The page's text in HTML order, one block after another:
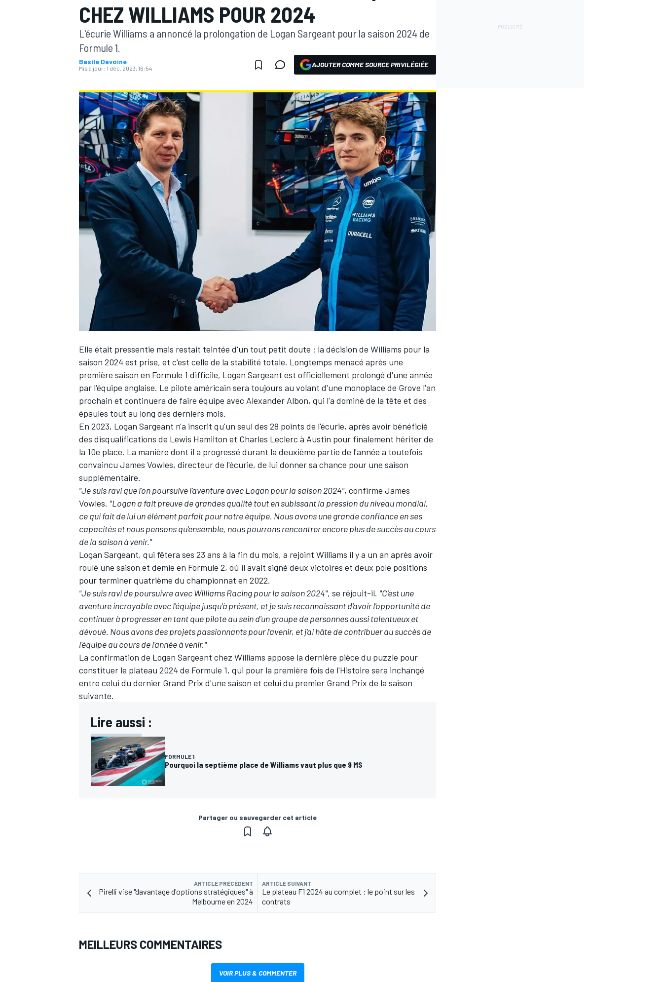
WEC
AUTRES CHAMPIONNATS
CHEZ WILLIAMS POUR 2024
L'écurie Williams a annoncé la prolongation de Logan Sargeant pour la saison 2024 de
Formule 1.
Basile Davoine
Mis à jour: 1 déc. 2023, 16:54 AJOUTER COMME SOURCE PRIVILÉGIÉE
Elle était pressentie mais restait teintée d'un tout petit doute : la décision de Williams pour la
saison 2024 est prise, et c'est celle de la stabilité totale. Longtemps menacé après une
première saison en Formule 1 difficile, Logan Sargeant est officiellement prolongé d'une année
par l'équipe anglaise. Le pilote américain sera toujours au volant d'une monoplace de Grove l'an
prochain et continuera de faire équipe avec Alexander Albon, qui l'a dominé de la tête et des
épaules tout au long des derniers mois.
En 2023, Logan Sargeant n'a inscrit qu'un seul des 28 points de l'écurie, après avoir bénéficié
des disqualifications de Lewis Hamilton et Charles Leclerc à Austin pour finalement hériter de
la 10e place. La manière dont il a progressé durant la deuxième partie de l'année a toutefois
convaincu James Vowles, directeur de l'écurie, de lui donner sa chance pour une saison
supplémentaire.
"Je suis ravi que l'on poursuive l'aventure avec Logan pour la saison 2024", confirme James
Vowles. "Logan a fait preuve de grandes qualité tout en subissant la pression du niveau mondial,
ce qui fait de lui un élément parfait pour notre équipe. Nous avons une grande confiance en ses
capacités et nous pensons qu'ensemble, nous pourrons rencontrer encore plus de succès au cours
de la saison à venir."
Logan Sargeant, qui fêtera ses 23 ans à la fin du mois, a rejoint Williams il y a un an après avoir
roulé une saison et demie en Formule 2, où il avait signé deux victoires et deux pole positions
pour terminer quatrième du championnat en 2022.
"Je suis ravi de poursuivre avec Williams Racing pour la saison 2024", se réjouit-il. "C'est une
aventure incroyable avec l'équipe jusqu'à présent, et je suis reconnaissant d'avoir l'opportunité de
continuer à progresser en tant que pilote au sein d'un groupe de personnes aussi talentueux et
dévoué. Nous avons des projets passionnants pour l'avenir, et j'ai hâte de contribuer au succès de
l'équipe au cours de l'année à venir."
La confirmation de Logan Sargeant chez Williams appose la dernière pièce du puzzle pour
constituer le plateau 2024 de Formule 1, qui pour la première fois de l'Histoire sera inchangé
entre celui du dernier Grand Prix d'une saison et celui du premier Grand Prix de la saison
suivante.
Lire aussi :
FORMULE 1
Pourquoi la septième place de Williams vaut plus que 9 M$
Partager ou sauvegarder cet article
ARTICLE PRÉCÉDENT
Pirelli vise "davantage d'options stratégiques" à
Melbourne en 2024
ARTICLE SUIVANT
Le plateau F1 2024 au complet : le point sur les
contrats
MEILLEURS COMMENTAIRES
VOIR PLUS & COMMENTER